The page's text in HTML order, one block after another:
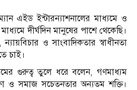
এইড ইন্টারন্যাশনালের মাধ্যমে ও
দীর্ঘদিন মানুষের পাশে থেকেছি।
ও সাংবাদিকতার স্বাধীনতা
চাই।
গুরুত্ব তুলে ধরে বলেন, গণমাধ্যম
ও সমাজ সচেতনতার অন্যতম শক্তি।